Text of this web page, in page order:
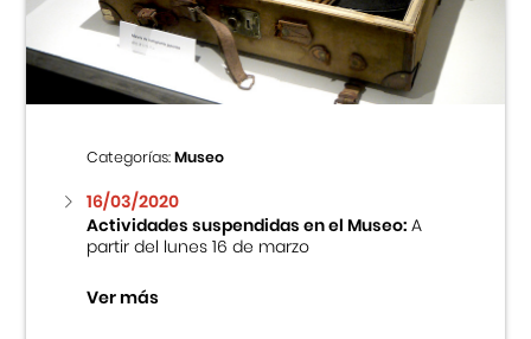
Categorías:Museo
16/03/2020
Actividades suspendidas en el Museo:A
partir del lunes 16 de marzo
Ver más